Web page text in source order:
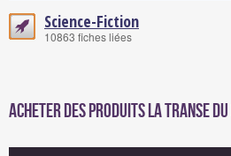
Science-Fiction
10863 fiches liées
Acheter des produits La Transe